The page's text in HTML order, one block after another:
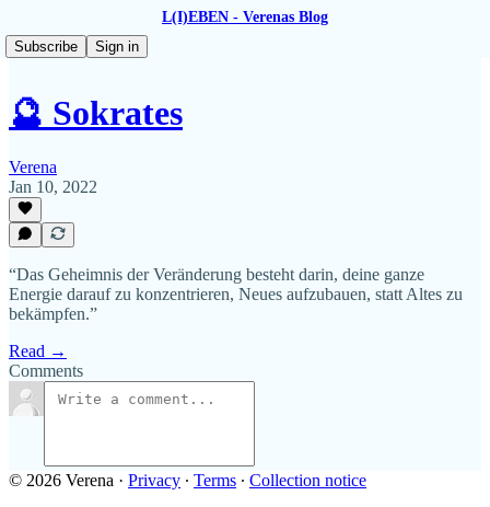
L(I)EBEN - Verenas Blog
Subscribe
Sign in
🔮 Sokrates
Verena
Jan 10, 2022
“Das Geheimnis der Veränderung besteht darin, deine ganze
Energie darauf zu konzentrieren, Neues aufzubauen, statt Altes zu
bekämpfen.”
Read →
Comments
© 2026 Verena · Privacy ∙ Terms ∙ Collection notice